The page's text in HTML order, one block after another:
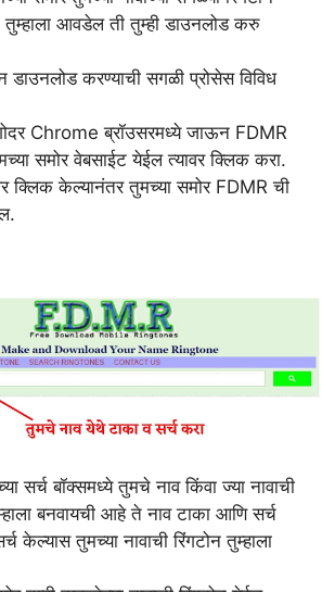
तुम्हाला आवडेल ती तुम्ही डाउनलोड करु
करण्याची सगळी प्रोसेस विविध
Chrome ब्रॉउसरमध्ये जाऊन FDMR
समोर वेबसाईट येईल त्यावर क्लिक करा.
क्लिक केल्यानंतर तुमच्या समोर FDMR ची
सर्च बॉक्समध्ये तुमचे नाव किंवा ज्या नावाची
बनवायची आहे ते नाव टाका आणि सर्च
केल्यास तुमच्या नावाची रिंगटोन तुम्हाला